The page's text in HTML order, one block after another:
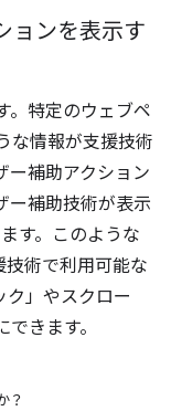
ョンを表示す
。特定のウェブペ
な情報が支援技術
ー補助アクション
ー補助技術が表示
す。このような
術で利用可能な
ク」やスクロー
きます。
？